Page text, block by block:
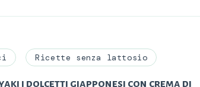
Ricette senza lattosio
i dolcetti giapponesi con crema di